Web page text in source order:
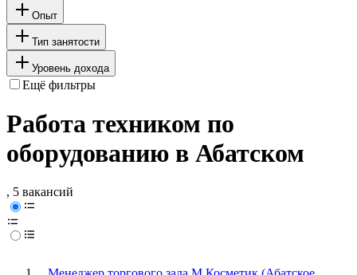
Опыт
Тип занятости
Уровень дохода
Ещё фильтры
Работа техником по
оборудованию в Абатском
, 5 вакансий